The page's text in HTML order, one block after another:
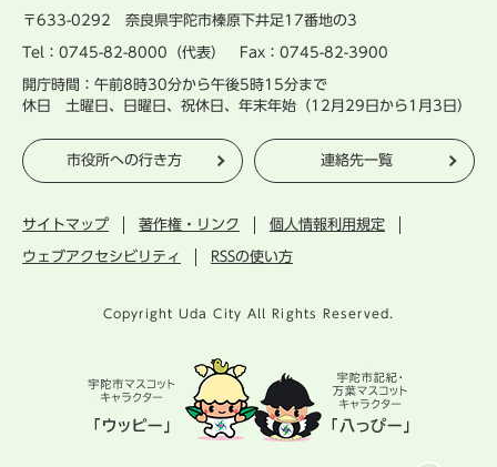
〒633-0292 奈良県宇陀市榛原下井足17番地の3
Tel：0745-82-8000（代表） Fax：0745-82-3900
開庁時間：午前8時30分から午後5時15分まで
休日 土曜日、日曜日、祝休日、年末年始（12月29日から1月3日）
市役所への行き方 連絡先一覧
サイトマップ 著作権・リンク 個人情報利用規定
ウェブアクセシビリティ RSSの使い方
Copyright Uda City All Rights Reserved.